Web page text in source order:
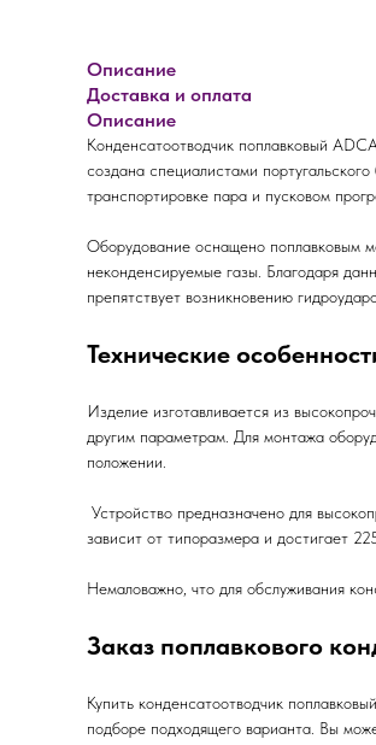
Описание
Доставка и оплата
Описание
Конденсатоотводчик поплавковый
создана специалистами
транспортировке пара и пусковом
Оборудование оснащено поплавковым
неконденсируемые газы. Благодаря
препятствует возникновению
Технические
Изделие изготавливается из
другим параметрам. Для монтажа
положении.
Устройство предназначено для
зависит от типоразмера и достигает
Немаловажно, что для обслуживания
Заказ поплавкового
Купить конденсатоотводчик
подборе подходящего варианта. Вы